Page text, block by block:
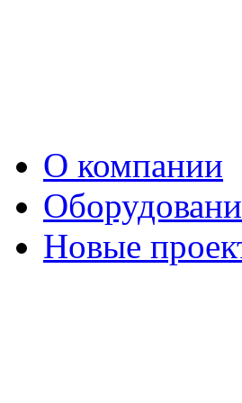
О компании
Новые